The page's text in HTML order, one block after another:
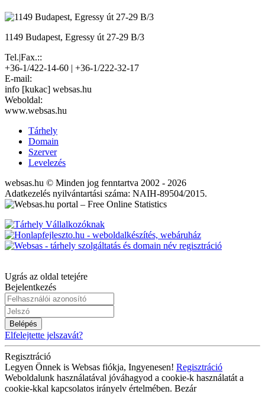
1149 Budapest, Egressy út 27-29 B/3
Tel.|Fax.::
+36-1/422-14-60 | +36-1/222-32-17
E-mail:
info [kukac] websas.hu
Weboldal:
www.websas.hu
Tárhely
Domain
Szerver
Levelezés
websas.hu © Minden jog fenntartva 2002 - 2026
Adatkezelés nyilvántartási száma: NAIH-89504/2015.
Ugrás az oldal tetejére
Bejelentkezés
Belépés
Elfelejtette jelszavát?
Regisztráció
Legyen Önnek is Websas fiókja, Ingyenesen! Regisztráció
Weboldalunk használatával jóváhagyod a cookie-k használatát a
cookie-kkal kapcsolatos irányelv értelmében. Bezár